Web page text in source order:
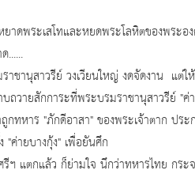
าดพระเสโทและหยดพระโลหิตของพระ
......
ชานุสาวรีย์ วงเวียนใหญ่ งดจัดงาน แต่ใ
วายสักการะที่พระบรมราชานุสาวรีย์ "ค่
ทหาร "ภักดีอาสา" ของพระเจ้าตาก ปร
ค่ายบางกุ้ง" เพื่อยันศึก
ฯ แตกแล้ว ก็ย่ามใจ นึกว่าทหารไทย กระ